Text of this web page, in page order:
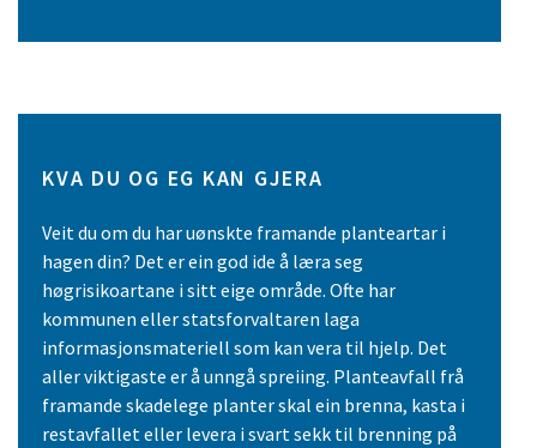
KVA DU OG EG KAN GJERA
Veit du om du har uønskte framande planteartar i
hagen din? Det er ein god ide å læra seg
høgrisikoartane i sitt eige område. Ofte har
kommunen eller statsforvaltaren laga
informasjonsmateriell som kan vera til hjelp. Det
aller viktigaste er å unngå spreiing. Planteavfall frå
framande skadelege planter skal ein brenna, kasta i
restavfallet eller levera i svart sekk til brenning på